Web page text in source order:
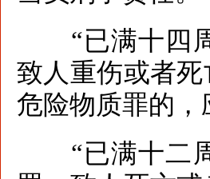
“已满十四周
致人重伤或者
危险物质罪的
“已满十二周